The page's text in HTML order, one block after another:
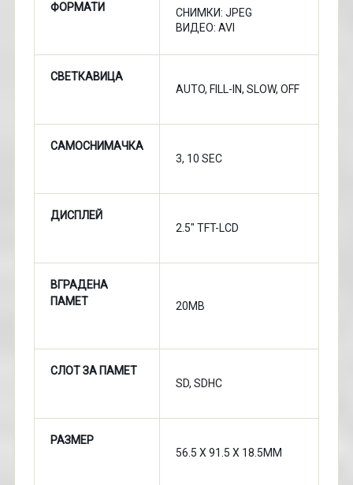
ФОРМАТИ
СНИМКИ: JPEG
ВИДЕО: AVI
СВЕТКАВИЦА
AUTO, FILL-IN, SLOW, OFF
САМОСНИМАЧКА
3, 10 SEC
ДИСПЛЕЙ
2.5" TFT-LCD
ВГРАДЕНА
ПАМЕТ
20MB
СЛОТ ЗА ПАМЕТ
SD, SDHC
РАЗМЕР
56.5 X 91.5 X 18.5MM